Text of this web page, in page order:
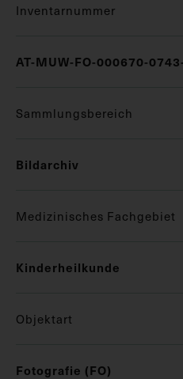
Inventarnummer
AT-MUW-FO-000670-
Sammlungsbereich
Bildarchiv
Medizinisches Fachgebiet
Kinderheilkunde
Objektart
Fotografie (FO)